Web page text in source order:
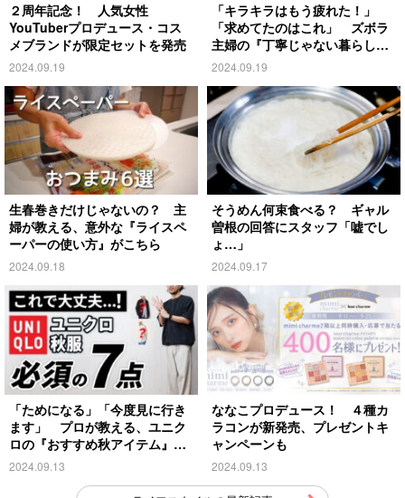
２周年記念！ 人気女性
YouTuberプロデュース・コス
メブランドが限定セットを発売
2024.09.19
「キラキラはもう疲れた！」
「求めてたのはこれ」 ズボラ
主婦の『丁寧じゃない暮らし』
がこちら
2024.09.19
生春巻きだけじゃないの？ 主
婦が教える、意外な『ライスペ
ーパーの使い方』がこちら
2024.09.18
そうめん何束食べる？ ギャル
曽根の回答にスタッフ「嘘でし
ょ…」
2024.09.17
「ためになる」「今度見に行き
ます」 プロが教える、ユニク
ロの『おすすめ秋アイテム』が
こちら
2024.09.13
ななこプロデュース！ ４種カ
ラコンが新発売、プレゼントキ
ャンペーンも
2024.09.13